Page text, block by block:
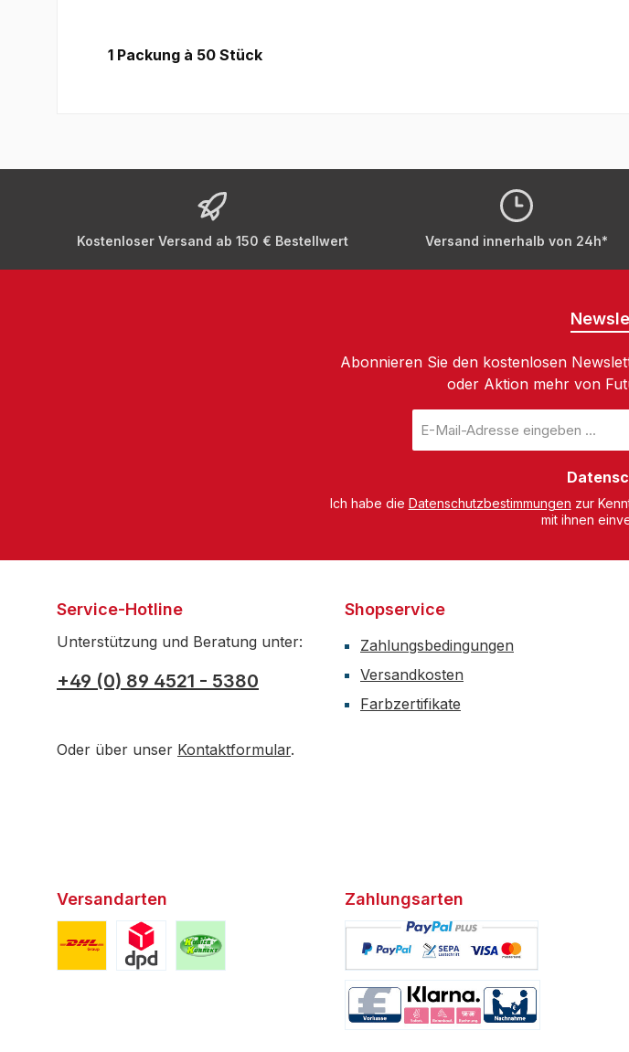
1 Packung à 50 Stück
Kostenloser Versand ab 150 € Bestellwert Versand innerhalb von 24h*
Abonnieren Sie den kostenlosen
oder Aktion mehr von
Mail-
Adresse
Ich habe die Datenschutzbestimmungen zur
mit ihnen
Service-Hotline
Unterstützung und Beratung unter:
+49 (0) 89 4521 - 5380
Oder über unser Kontaktformular.
Shopservice
Zahlungsbedingungen
Versandkosten
Farbzertifikate
Versandarten Zahlungsarten